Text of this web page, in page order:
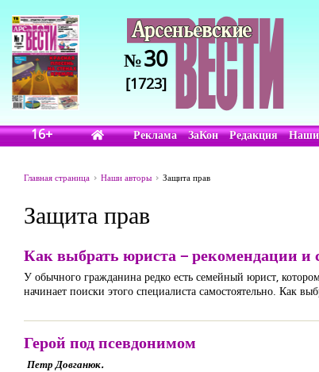
№30
[1723]
16+ Реклама ЗаКон Редакция
Главная страница Наши авторы Защита прав
Защита прав
Как выбрать юриста – рекомендации и
У обычного гражданина редко есть семейный юрист,
начинает поиски этого специалиста самостоятельно. Как
Герой под псевдонимом
Петр Довганюк.